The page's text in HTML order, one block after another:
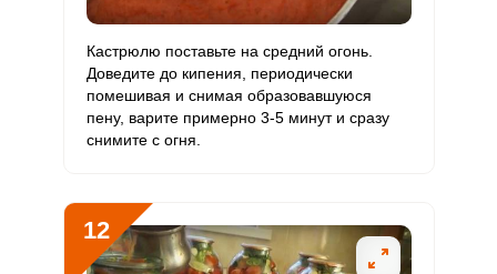
Кастрюлю поставьте на средний огонь.
Доведите до кипения, периодически
помешивая и снимая образовавшуюся
пену, варите примерно 3-5 минут и сразу
снимите с огня.
12